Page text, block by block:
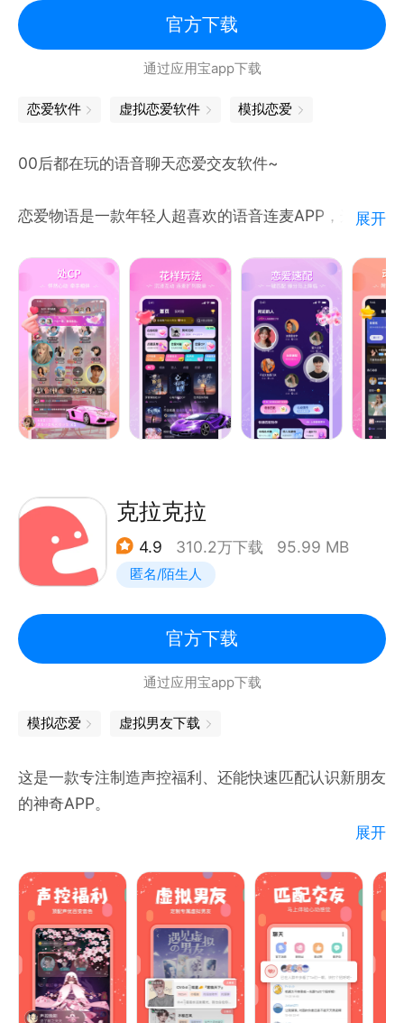
官方下载
通过应用宝app下载
恋爱软件 虚拟恋爱软件 模拟恋爱
00后都在玩的语音聊天恋爱交友软件~
恋爱物语是一款年轻人超喜欢的语音连麦APP，这里有
玩法多趣味更多，可以随时随地找到喜欢的声音，语音
陪玩，遇见懂你的陪伴！
【语音交友】
海量在线优质用户，多人语音房，你专属的线上派对，
用声音魅力展示自己，找出属于你的声音，与高颜值主
播在线组CP。
用声音表述内心，遇见更懂你的陌声人，超高质量连麦
语音，心动的TA说hello，诉说私密真心话，找到温暖
的灵魂伴侣。
K歌，扩列，电竞，踢保，相亲海量娱乐派对，随时随
地多人语音连麦畅聊，拍卖房、相亲房、聊天房、情侣
房、K歌房等的个性房间，等你来参与。
讲段子，为你读文。每天话题不重样，语音主题随你
听，无论哪种聊天风格，找到你想约聊的Ta。
【游戏互动】
专为年轻人打造的个性化交友娱乐社区，轻松找到开心
玩伴；精彩互动小游戏【谁是卧底】【你画我猜】让你
与好友快速破冰，消灭尬聊，急速升温。
展开
克拉克拉
4.9 310.2万下载 95.99 MB
匿名/陌生人
官方下载
通过应用宝app下载
模拟恋爱 虚拟男友下载
这是一款专注制造声控福利、还能快速匹配认识新朋友
的神奇APP。
听说全网的声优大大们都在这里直播~ 阿杰、边江、柒
夜……谁也扛不住的百变音色请速来体验！
【虚拟男友】
哄睡、叫早、唱歌、聊天---克拉暖心直播间持续营业
中，快来定制你的专属虚拟男友吧！
展开